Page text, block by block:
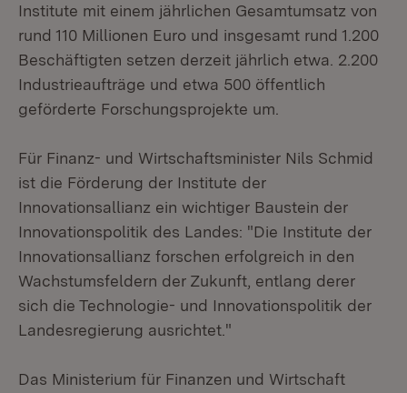
Institute mit einem jährlichen Gesamtumsatz von
rund 110 Millionen Euro und insgesamt rund 1.200
Beschäftigten setzen derzeit jährlich etwa. 2.200
Industrieaufträge und etwa 500 öffentlich
geförderte Forschungsprojekte um.
Für Finanz- und Wirtschaftsminister Nils Schmid
ist die Förderung der Institute der
Innovationsallianz ein wichtiger Baustein der
Innovationspolitik des Landes: "Die Institute der
Innovationsallianz forschen erfolgreich in den
Wachstumsfeldern der Zukunft, entlang derer
sich die Technologie- und Innovationspolitik der
Landesregierung ausrichtet."
Das Ministerium für Finanzen und Wirtschaft